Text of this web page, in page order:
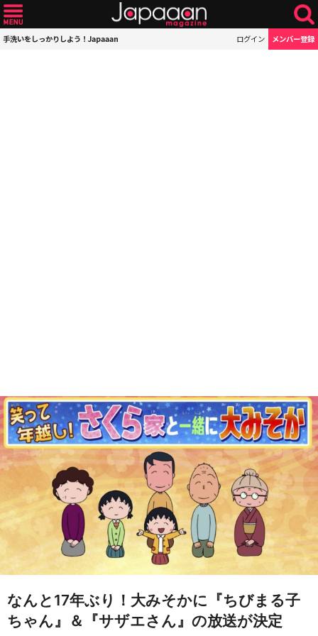
手洗いをしっかりしよう！Japaaan ログイン メンバー登録
なんと17年ぶり！大みそかに『ちびまる子
ちゃん』＆『サザエさん』の放送が決定